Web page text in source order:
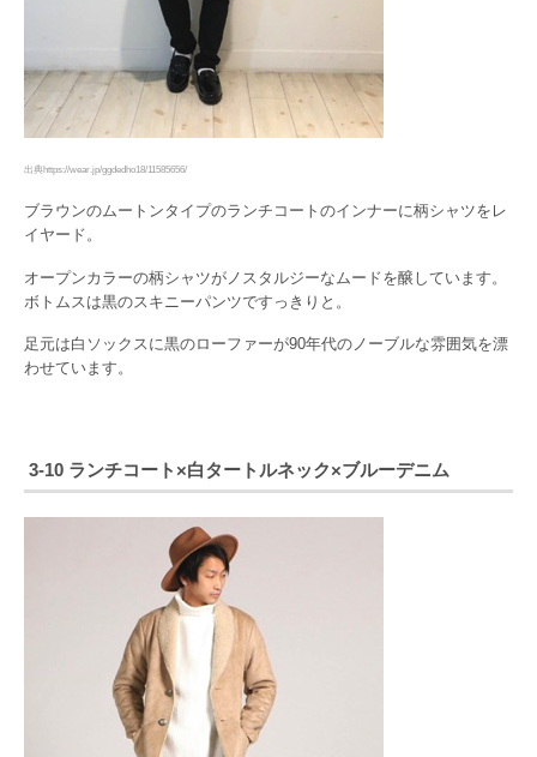
出典https://wear.jp/ggdedho18/11585656/
ブラウンのムートンタイプのランチコートのインナーに柄シャツをレ
イヤード。
オープンカラーの柄シャツがノスタルジーなムードを醸しています。
ボトムスは黒のスキニーパンツですっきりと。
足元は白ソックスに黒のローファーが90年代のノーブルな雰囲気を漂
わせています。
3-10 ランチコート×白タートルネック×ブルーデニム